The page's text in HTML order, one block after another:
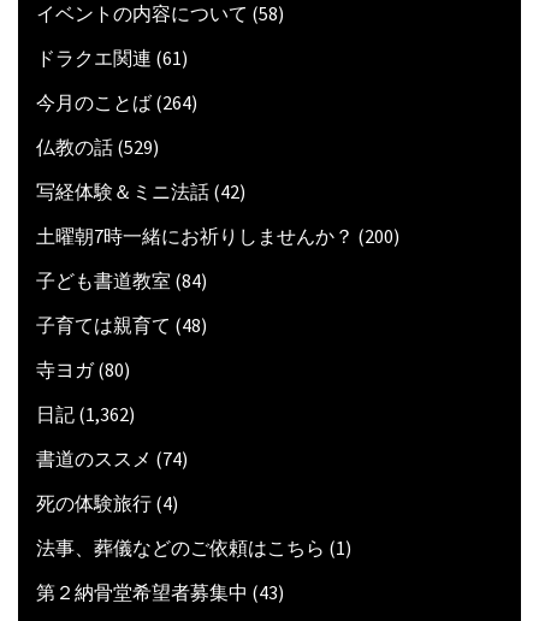
イベントの内容について (58)
ドラクエ関連 (61)
今月のことば (264)
仏教の話 (529)
写経体験＆ミニ法話 (42)
土曜朝7時一緒にお祈りしませんか？ (200)
子ども書道教室 (84)
子育ては親育て (48)
寺ヨガ(80)
日記 (1,362)
書道のススメ (74)
死の体験旅行 (4)
法事、葬儀などのご依頼はこちら (1)
第２納骨堂希望者募集中 (43)